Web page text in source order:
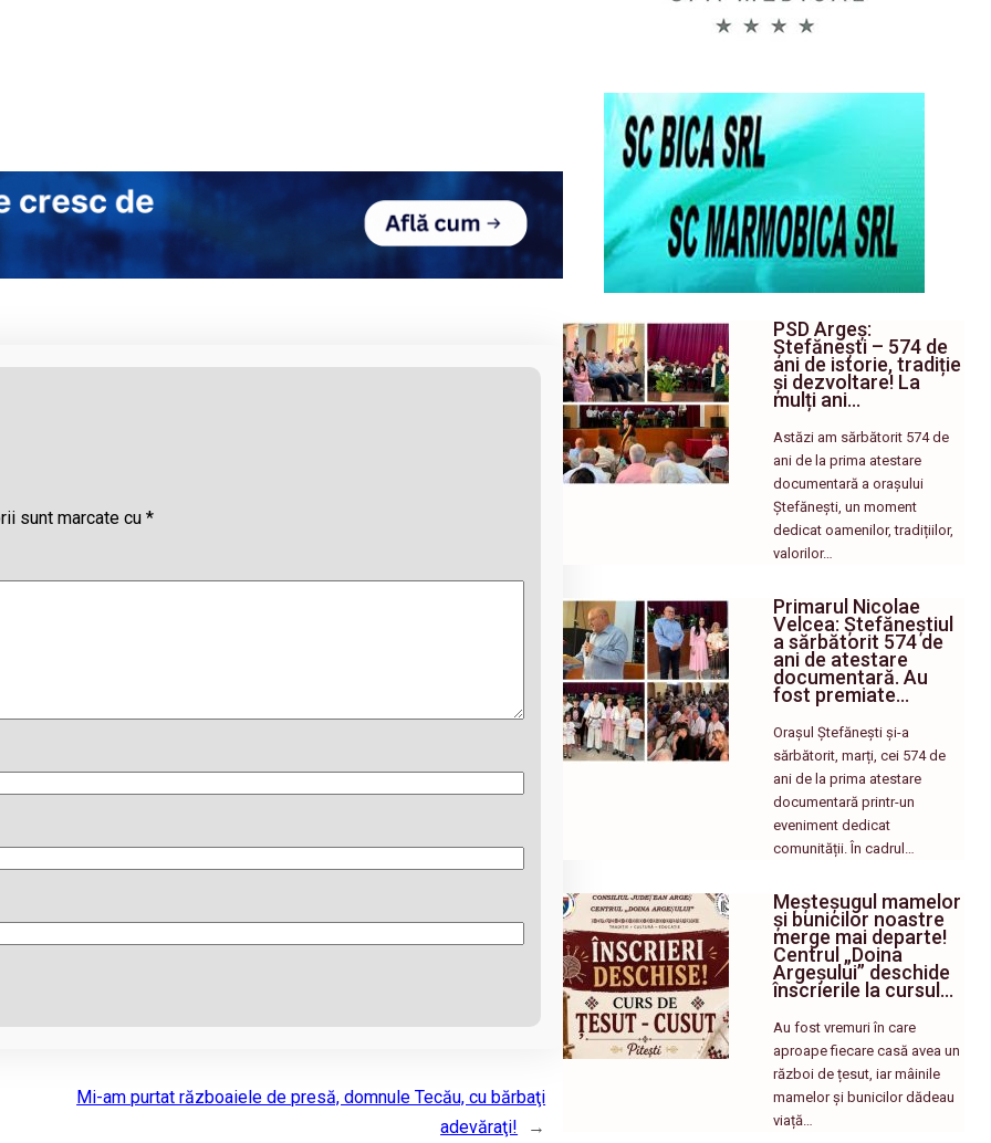
sunt marcate cu *
Mi-am purtat războaiele de presă, domnule Tecău, cu bărbaţi
adevăraţi!
→
PSD Argeș:
Ștefănești – 574 de
ani de istorie, tradiție
și dezvoltare! La
mulți ani…
Astăzi am sărbătorit 574 de
ani de la prima atestare
documentară a orașului
Ștefănești, un moment
dedicat oamenilor, tradițiilor,
valorilor…
Primarul Nicolae
Velcea: Ștefăneștiul
a sărbătorit 574 de
ani de atestare
documentară. Au
fost premiate…
Orașul Ștefănești și-a
sărbătorit, marți, cei 574 de
ani de la prima atestare
documentară printr-un
eveniment dedicat
comunității. În cadrul…
Meșteșugul mamelor
și bunicilor noastre
merge mai departe!
Centrul „Doina
Argeșului” deschide
înscrierile la cursul…
Au fost vremuri în care
aproape fiecare casă avea un
război de țesut, iar mâinile
mamelor și bunicilor dădeau
viață…